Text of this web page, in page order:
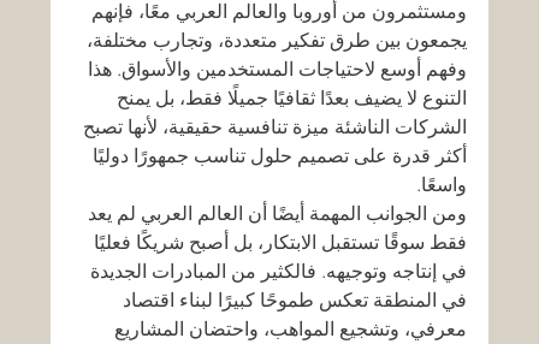
ومستثمرون من أوروبا والعالم العربي معًا، فإنهم
يجمعون بين طرق تفكير متعددة، وتجارب مختلفة،
وفهم أوسع لاحتياجات المستخدمين والأسواق. هذا
التنوع لا يضيف بعدًا ثقافيًا جميلًا فقط، بل يمنح
الشركات الناشئة ميزة تنافسية حقيقية، لأنها تصبح
أكثر قدرة على تصميم حلول تناسب جمهورًا دوليًا
واسعًا.
ومن الجوانب المهمة أيضًا أن العالم العربي لم يعد
فقط سوقًا تستقبل الابتكار، بل أصبح شريكًا فعليًا
في إنتاجه وتوجيهه. فالكثير من المبادرات الجديدة
في المنطقة تعكس طموحًا كبيرًا لبناء اقتصاد
معرفي، وتشجيع المواهب، واحتضان المشاريع